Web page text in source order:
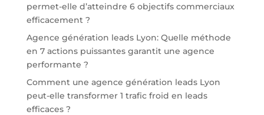
permet-elle d’atteindre 6 objectifs commerciaux
efficacement ?
Agence génération leads Lyon: Quelle méthode
en 7 actions puissantes garantit une agence
performante ?
Comment une agence génération leads Lyon
peut-elle transformer 1 trafic froid en leads
efficaces ?